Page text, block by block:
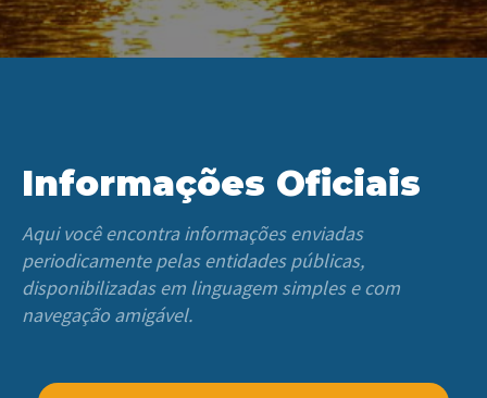
Informações Oficiais
Aqui você encontra informações enviadas
periodicamente pelas entidades públicas,
disponibilizadas em linguagem simples e com
navegação amigável.